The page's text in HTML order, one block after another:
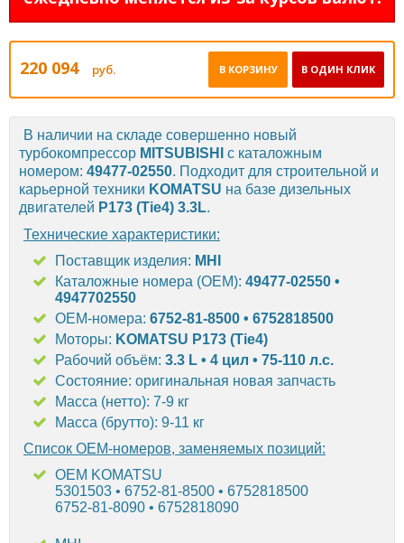
220 094 руб. В ОДИН КЛИК
В КОРЗИНУ
В наличии на складе совершенно новый
турбокомпрессор MITSUBISHI
с каталожным
номером: 49477-02550. Подходит для строительной и
карьерной техники KOMATSU на базе дизельных
двигателей P173 (Tie4) 3.3L.
Технические характеристики:
Поставщик изделия: MHI
Каталожные номера (OEM): 49477-02550 •
4947702550
OEM-номера: 6752-81-8500 • 6752818500
Моторы: KOMATSU P173 (Tie4)
Рабочий объём: 3.3 L • 4 цил • 75-110 л.с.
Состояние: оригинальная новая запчасть
Масса (нетто): 7-9 кг
Масса (брутто): 9-11 кг
Список OEM-номеров, заменяемых позиций:
OEM KOMATSU
5301503 • 6752-81-8500 • 6752818500
6752-81-8090 • 6752818090